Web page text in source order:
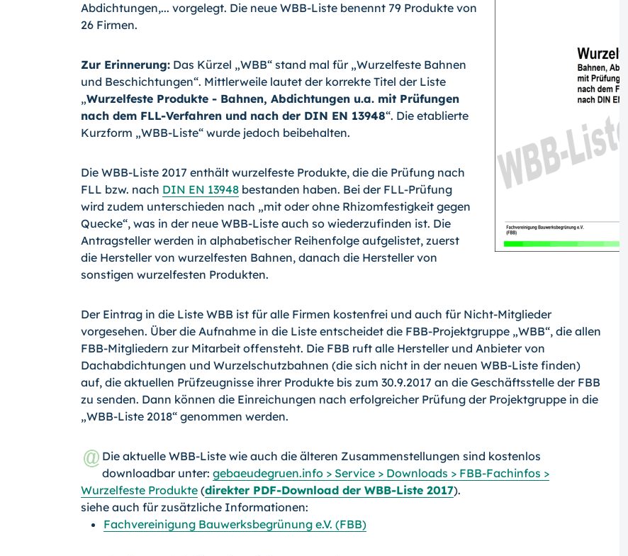
Abdichtungen,... vorgelegt. Die neue WBB-Liste benennt 79 Produkte von
26 Firmen.
Zur Erinnerung: Das Kürzel „WBB“ stand mal für „Wurzelfeste Bahnen
und Beschichtungen“. Mittlerweile lautet der korrekte Titel der Liste
„Wurzelfeste Produkte - Bahnen, Abdichtungen u.a. mit Prüfungen
nach dem FLL-Verfahren und nach der DIN EN 13948“. Die etablierte
Kurzform „WBB-Liste“ wurde jedoch beibehalten.
Die WBB-Liste 2017 enthält wurzelfeste Produkte, die die Prüfung nach
FLL bzw. nach DIN EN 13948 bestanden haben. Bei der FLL-Prüfung
wird zudem unterschieden nach „mit oder ohne Rhizomfestigkeit gegen
Quecke“, was in der neue WBB-Liste auch so wiederzufinden ist. Die
Antragsteller werden in alphabetischer Reihenfolge aufgelistet, zuerst
die Hersteller von wurzelfesten Bahnen, danach die Hersteller von
sonstigen wurzelfesten Produkten.
Der Eintrag in die Liste WBB ist für alle Firmen kostenfrei und auch für Nicht-Mitglieder
vorgesehen. Über die Aufnahme in die Liste entscheidet die FBB-Projektgruppe „WBB“, die allen
FBB-Mitgliedern zur Mitarbeit offensteht. Die FBB ruft alle Hersteller und Anbieter von
Dachabdichtungen und Wurzelschutzbahnen (die sich nicht in der neuen WBB-Liste finden)
auf, die aktuellen Prüfzeugnisse ihrer Produkte bis zum 30.9.2017 an die Geschäftsstelle der FBB
zu senden. Dann können die Einreichungen nach erfolgreicher Prüfung der Projektgruppe in die
„WBB-Liste 2018“ genommen werden.
Die aktuelle WBB-Liste wie auch die älteren Zusammenstellungen sind kostenlos
downloadbar unter: gebaeudegruen.info > Service > Downloads > FBB-Fachinfos >
Wurzelfeste Produkte (direkter PDF-Download der WBB-Liste 2017).
siehe auch für zusätzliche Informationen:
Fachvereinigung Bauwerksbegrünung e.V. (FBB)